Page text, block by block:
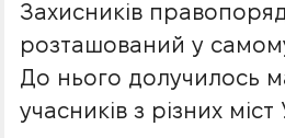
Захисників
розташований у
До нього долучилось
учасників з різних міст